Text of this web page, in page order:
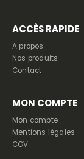
ACCÈS RAPIDE
A propos
Nos produits
Contact
MON COMPTE
Mon compte
Mentions légales
CGV